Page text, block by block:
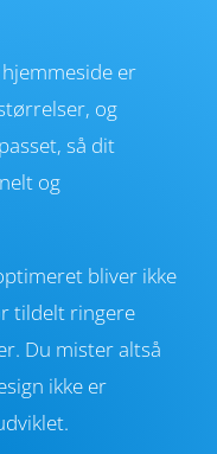
er
og
så dit
og
bliver ikke
tildelt ringere
Du mister altså
ikke er